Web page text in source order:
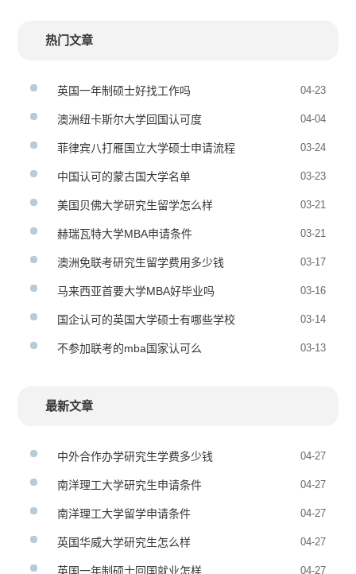
热门文章
英国一年制硕士好找工作吗 04-23
澳洲纽卡斯尔大学回国认可度 04-04
菲律宾八打雁国立大学硕士申请流程 03-24
中国认可的蒙古国大学名单 03-23
美国贝佛大学研究生留学怎么样 03-21
赫瑞瓦特大学MBA申请条件 03-21
澳洲免联考研究生留学费用多少钱 03-17
马来西亚首要大学MBA好毕业吗 03-16
国企认可的英国大学硕士有哪些学校 03-14
不参加联考的mba国家认可么 03-13
最新文章
中外合作办学研究生学费多少钱 04-27
南洋理工大学研究生申请条件 04-27
南洋理工大学留学申请条件 04-27
英国华威大学研究生怎么样 04-27
英国一年制硕士回国就业怎样 04-27